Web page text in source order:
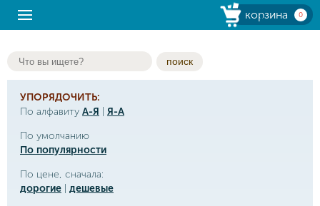
корзина 0
поиск
УПОРЯДОЧИТЬ:
По алфавиту А-Я
Я-А
По умолчанию
По популярности
По цене, сначала:
дорогие
дешевые